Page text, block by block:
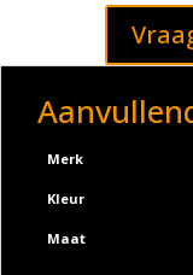
Merk
Kleur
Maat